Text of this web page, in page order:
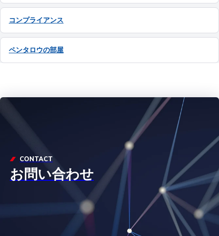
コンプライアンス
ペンタロウの部屋
CONTACT
お問い合わせ